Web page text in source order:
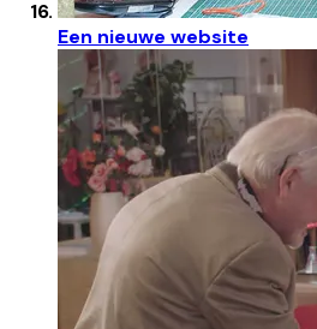
Een nieuwe website